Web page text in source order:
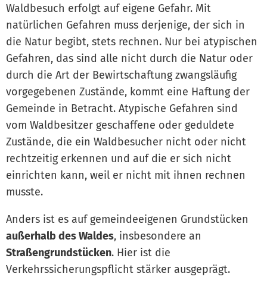
Waldbesuch erfolgt auf eigene Gefahr. Mit
natürlichen Gefahren muss derjenige, der sich in
die Natur begibt, stets rechnen. Nur bei atypischen
Gefahren, das sind alle nicht durch die Natur oder
durch die Art der Bewirtschaftung zwangsläufig
vorgegebenen Zustände, kommt eine Haftung der
Gemeinde in Betracht. Atypische Gefahren sind
vom Waldbesitzer geschaffene oder geduldete
Zustände, die ein Waldbesucher nicht oder nicht
rechtzeitig erkennen und auf die er sich nicht
einrichten kann, weil er nicht mit ihnen rechnen
musste.
Anders ist es auf gemeindeeigenen Grundstücken
außerhalb des Waldes, insbesondere an
Straßengrundstücken. Hier ist die
Verkehrssicherungspflicht stärker ausgeprägt.